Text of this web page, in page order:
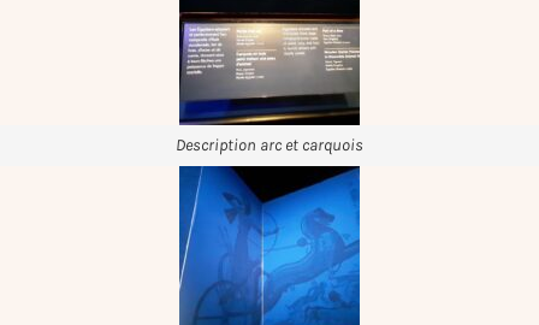
Description arc et carquois